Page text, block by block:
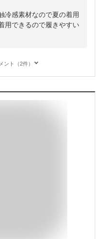
冷感素材なので夏の着用
用できるので履きやすい
ント（2件）